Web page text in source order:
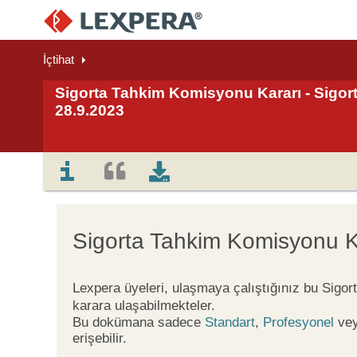
İçtihat
Sigorta Tahkim Komisyonu Kararı -
28.9.2023
Sigorta Tahkim Komisyonu
Lexpera üyeleri, ulaşmaya çalıştığınız bu
karara ulaşabilmekteler.
Bu dokümana sadece Standart, Profesyonel
erişebilir.